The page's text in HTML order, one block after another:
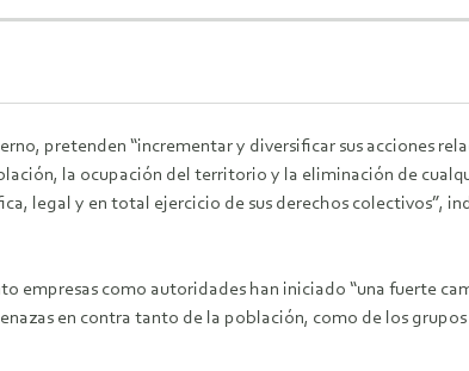
pretenden “incrementar y diversificar sus acciones
la ocupación del territorio y la eliminación de
legal y en total ejercicio de sus derechos colectivos”,
empresas como autoridades han iniciado “una fuerte
en contra tanto de la población, como de los grupos